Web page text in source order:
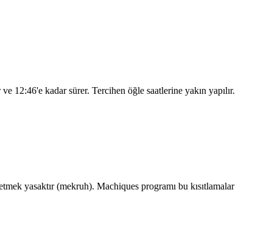
ve 12:46'e kadar sürer. Tercihen öğle saatlerine yakın yapılır.
yasaktır (mekruh). Machiques programı bu kısıtlamalar